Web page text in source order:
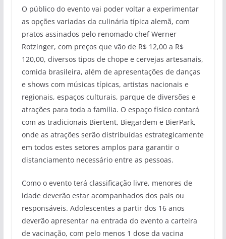
O público do evento vai poder voltar a experimentar
as opções variadas da culinária típica alemã, com
pratos assinados pelo renomado chef Werner
Rotzinger, com preços que vão de R$ 12,00 a R$
120,00, diversos tipos de chope e cervejas artesanais,
comida brasileira, além de apresentações de danças
e shows com músicas típicas, artistas nacionais e
regionais, espaços culturais, parque de diversões e
atrações para toda a família. O espaço físico contará
com as tradicionais Biertent, Biegardem e BierPark,
onde as atrações serão distribuídas estrategicamente
em todos estes setores amplos para garantir o
distanciamento necessário entre as pessoas.
Como o evento terá classificação livre, menores de
idade deverão estar acompanhados dos pais ou
responsáveis. Adolescentes a partir dos 16 anos
deverão apresentar na entrada do evento a carteira
de vacinação, com pelo menos 1 dose da vacina